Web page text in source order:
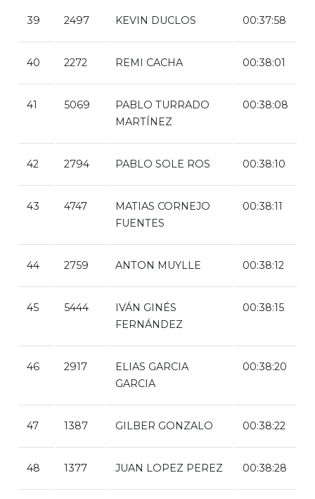
39 2497 KEVIN DUCLOS 00:37:58
40 2272 REMI CACHA 00:38:01
41 5069
PABLO TURRADO
MARTÍNEZ
00:38:08
42 2794 PABLO SOLE ROS 00:38:10
43 4747
MATIAS CORNEJO
FUENTES
00:38:11
44 2759 ANTON MUYLLE 00:38:12
45 5444
IVÁN GINÉS
FERNÁNDEZ
00:38:15
46 2917
ELIAS GARCIA
GARCIA
00:38:20
47 1387 GILBER GONZALO 00:38:22
48 1377 JUAN LOPEZ PEREZ 00:38:28